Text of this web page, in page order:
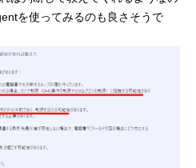
を使ってみるのも良さそうで